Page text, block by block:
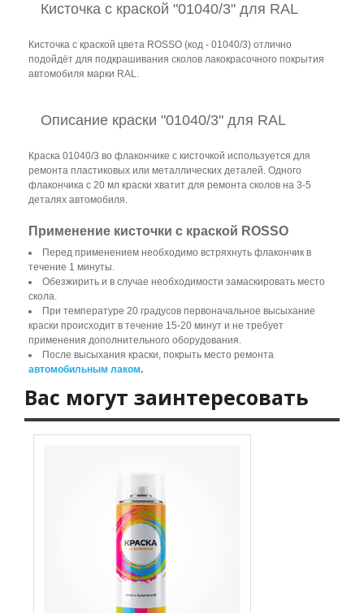
Кисточка с краcкой "01040/3" для RAL
Кисточка с краской цвета ROSSO (код - 01040/3) отлично
подойдёт для подкрашивания сколов лакокрасочного покрытия
автомобиля марки RAL.
Описание краски "01040/3" для RAL
Краска 01040/3 во флакончике с кисточкой используется для
ремонта пластиковых или металлических деталей. Одного
флакончика с 20 мл краски хватит для ремонта сколов на 3-5
деталях автомобиля.
Применение кисточки с краской ROSSO
Перед применением необходимо встряхнуть флакончик в
течение 1 минуты.
Обезжирить и в случае необходимости замаскировать место
скола.
При температуре 20 градусов первоначальное высыхание
краски происходит в течение 15-20 минут и не требует
применения дополнительного оборудования.
После высыхания краски, покрыть место ремонта
автомобильным лаком.
Вас могут заинтересовать